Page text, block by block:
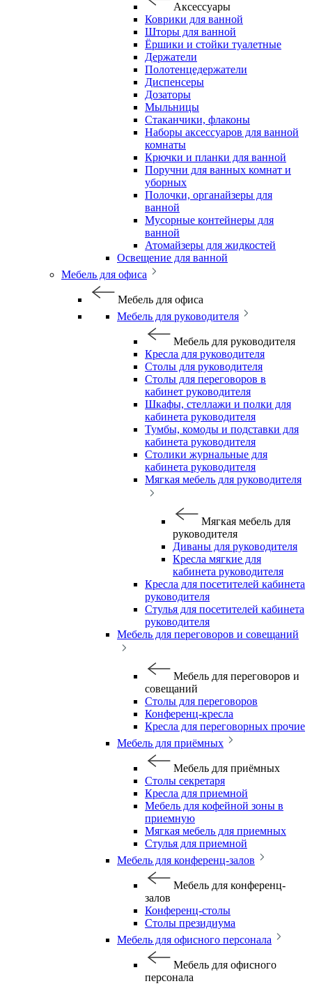
Аксессуары
Коврики для ванной
Шторы для ванной
Ёршики и стойки туалетные
Держатели
Полотенцедержатели
Диспенсеры
Дозаторы
Мыльницы
Стаканчики, флаконы
Наборы аксессуаров для ванной
комнаты
Крючки и планки для ванной
Поручни для ванных комнат и
уборных
Полочки, органайзеры для
ванной
Мусорные контейнеры для
ванной
Атомайзеры для жидкостей
Освещение для ванной
Мебель для офиса
Мебель для офиса
Мебель для руководителя
Мебель для руководителя
Кресла для руководителя
Столы для руководителя
Столы для переговоров в
кабинет руководителя
Шкафы, стеллажи и полки для
кабинета руководителя
Тумбы, комоды и подставки для
кабинета руководителя
Столики журнальные для
кабинета руководителя
Мягкая мебель для руководителя
Мягкая мебель для
руководителя
Диваны для руководителя
Кресла мягкие для
кабинета руководителя
Кресла для посетителей кабинета
руководителя
Стулья для посетителей кабинета
руководителя
Мебель для переговоров и совещаний
Мебель для переговоров и
совещаний
Столы для переговоров
Конференц-кресла
Кресла для переговорных прочие
Мебель для приёмных
Мебель для приёмных
Столы секретаря
Кресла для приемной
Мебель для кофейной зоны в
приемную
Мягкая мебель для приемных
Стулья для приемной
Мебель для конференц-залов
Мебель для конференц-
залов
Конференц-столы
Столы президиума
Мебель для офисного персонала
Мебель для офисного
персонала